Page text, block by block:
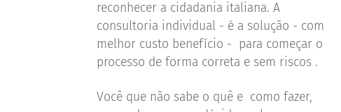
reconhecer a cidadania italiana. A
consultoria individual - é a solução - com
melhor custo benefício - para começar o
processo de forma correta e sem riscos .
Você que não sabe o quê e como fazer,